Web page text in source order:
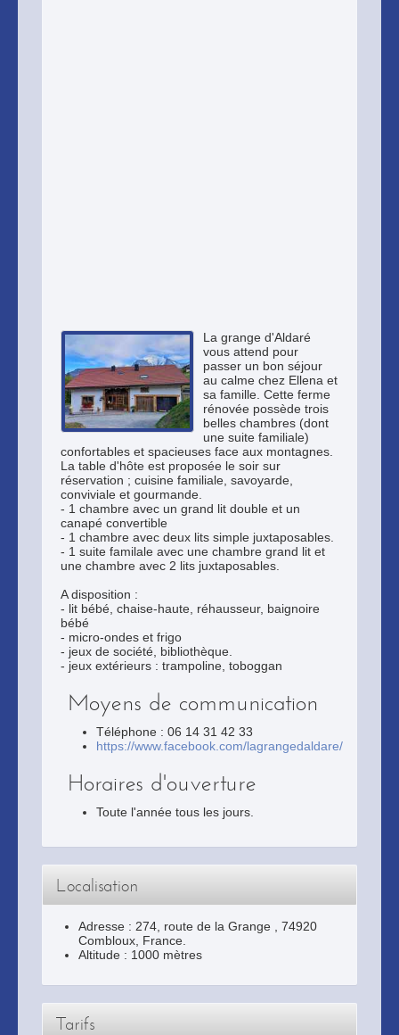
La grange d'Aldaré
vous attend pour
passer un bon séjour
au calme chez Ellena et
sa famille. Cette ferme
rénovée possède trois
belles chambres (dont
une suite familiale)
confortables et spacieuses face aux montagnes.
La table d'hôte est proposée le soir sur
réservation ; cuisine familiale, savoyarde,
conviviale et gourmande.
- 1 chambre avec un grand lit double et un
canapé convertible
- 1 chambre avec deux lits simple juxtaposables.
- 1 suite familale avec une chambre grand lit et
une chambre avec 2 lits juxtaposables.
A disposition :
- lit bébé, chaise-haute, réhausseur, baignoire
bébé
- micro-ondes et frigo
- jeux de société, bibliothèque.
- jeux extérieurs : trampoline, toboggan
Moyens de communication
Téléphone : 06 14 31 42 33
https://www.facebook.com/lagrangedaldare/
Horaires d'ouverture
Toute l'année tous les jours.
Localisation
Adresse : 274, route de la Grange
74920
Combloux , France.
Altitude : 1000 mètres
Tarifs